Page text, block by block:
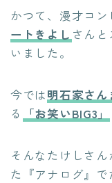
かつて、漫才コン
ートきよし さん
いました。
今では明石家さん
る
「お笑いBIG3」
そんなたけしさ
た『アナログ』で